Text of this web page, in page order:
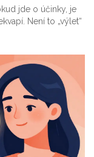
jde o účinky, je
Není to „výlet“